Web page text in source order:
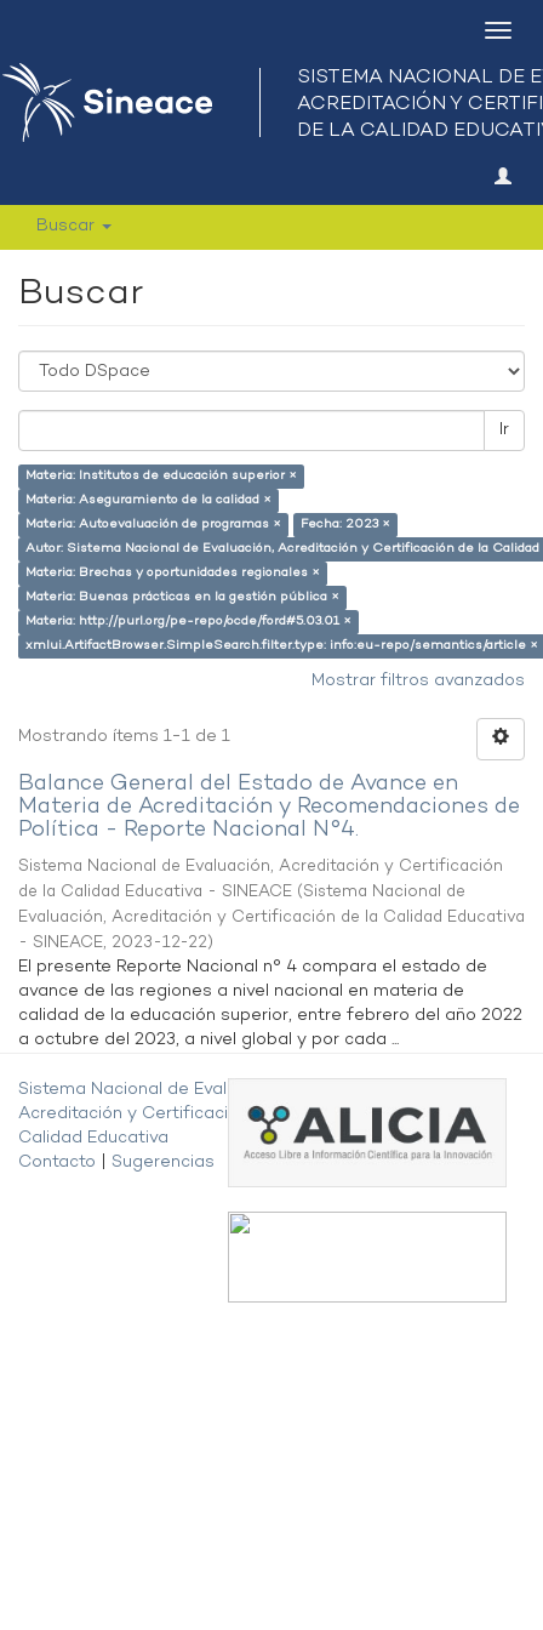
Buscar
Buscar
Ir
Materia: Institutos de educación superior ×
Materia: Aseguramiento de la calidad ×
Materia: Autoevaluación de programas ×
Fecha: 2023 ×
Autor: Sistema Nacional de Evaluación, Acreditación y Certificación de la
Materia: Brechas y oportunidades regionales ×
Materia: Buenas prácticas en la gestión pública ×
Materia: http://purl.org/pe-repo/ocde/ford#5.03.01 ×
xmlui.ArtifactBrowser.SimpleSearch.filter.type: info:eu-repo/semantics/article ×
Mostrar filtros avanzados
Mostrando ítems 1-1 de 1
Balance General del Estado de Avance en
Materia de Acreditación y Recomendaciones de
Política - Reporte Nacional N°4.
Sistema Nacional de Evaluación, Acreditación y Certificación
de la Calidad Educativa - SINEACE (Sistema Nacional de
Evaluación, Acreditación y Certificación de la Calidad Educativa
- SINEACE, 2023-12-22)
El presente Reporte Nacional n° 4 compara el estado de
avance de las regiones a nivel nacional en materia de
calidad de la educación superior, entre febrero del año 2022
a octubre del 2023, a nivel global y por cada ...
Sistema Nacional de Evaluación,
Acreditación y Certificación de la
Calidad Educativa
Contacto
Sugerencias